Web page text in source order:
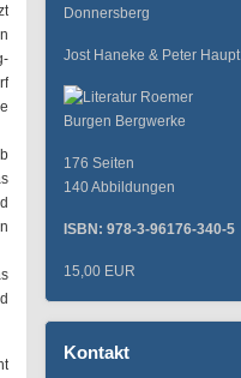
Donnersberg
Jost Haneke & Peter Haupt
176 Seiten
140 Abbildungen
ISBN: 978-3-96176-340-5
15,00 EUR
Kontakt